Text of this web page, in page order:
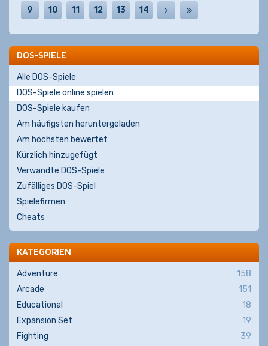
9 10 11 12 13 14
DOS-SPIELE
Alle DOS-Spiele
DOS-Spiele online spielen
DOS-Spiele kaufen
Am häufigsten heruntergeladen
Am höchsten bewertet
Kürzlich hinzugefügt
Verwandte DOS-Spiele
Zufälliges DOS-Spiel
Spielefirmen
Cheats
KATEGORIEN
Adventure
158
Arcade
151
Educational
18
Expansion Set
19
Fighting
39